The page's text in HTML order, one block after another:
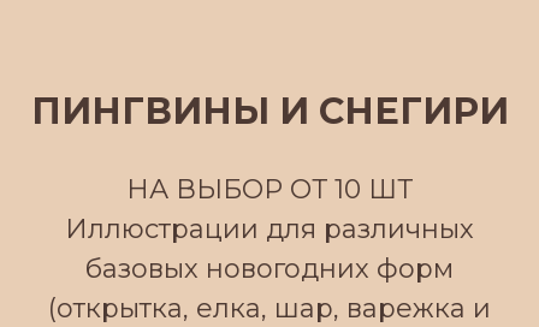
ПИНГВИНЫ И СНЕГИРИ
НА ВЫБОР ОТ 10 ШТ
Иллюстрации для различных
базовых новогодних форм
(открытка, елка, шар, варежка и